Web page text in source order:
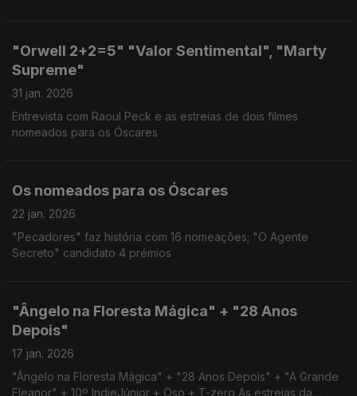
"Orwell 2+2=5" "Valor Sentimental", "Marty
Supreme"
31 jan. 2026
Entrevista com Raoul Peck e as estreias de dois filmes
nomeados para os Óscares
Os nomeados para os Óscares
22 jan. 2026
"Pecadores" faz história com 16 nomeações; "O Agente
Secreto" candidato 4 prémios
"Ângelo na Floresta Mágica" + "28 Anos
Depois"
17 jan. 2026
"Ângelo na Floresta Mágica" + "28 Anos Depois" + "A Grande
Eleanor" + 10º IndieJúnior + Oso + T-zero As estreias da